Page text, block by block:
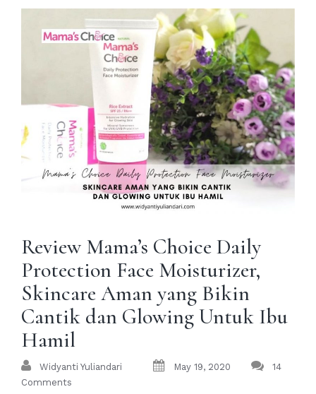
Review Mama’s Choice Daily
Protection Face Moisturizer,
Skincare Aman yang Bikin
Cantik dan Glowing Untuk Ibu
Hamil
Widyanti Yuliandari May 19, 2020
14
Comments